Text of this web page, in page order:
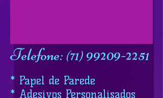
Telefone: (71) 99209-2251
* Papel de Parede
* Adesivos Personalisados